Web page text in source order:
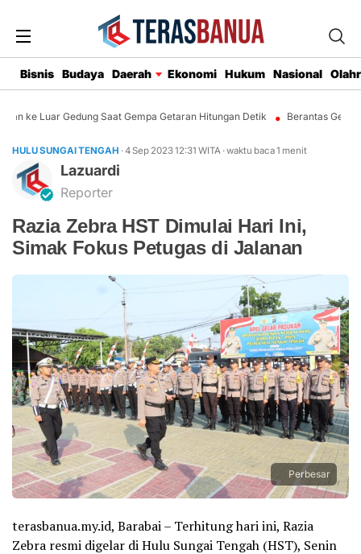
Bisnis Budaya Daerah Ekonomi Hukum Nasional
ke Luar Gedung Saat Gempa Getaran Hitungan Detik Berantas Geng
HULU SUNGAI TENGAH · 4 Sep 202312:31 WITA ·waktu baca 1 menit
Lazuardi
Reporter
Razia Zebra HST Dimulai Hari Ini,
Simak Fokus Petugas di Jalanan
Perbesar
terasbanua.my.id, Barabai – Terhitung hari ini, Razia
Zebra resmi digelar di Hulu Sungai Tengah (HST), Senin